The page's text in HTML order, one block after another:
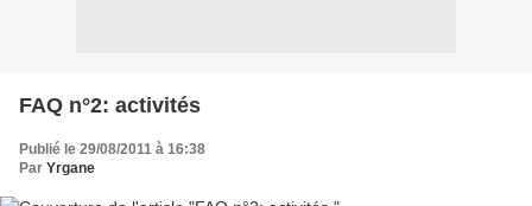
FAQ n°2: activités
Publié le 29/08/2011 à 16:38
Par Yrgane